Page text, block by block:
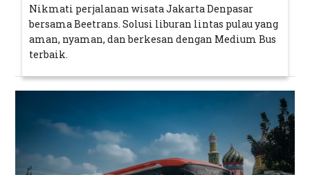
Nikmati perjalanan wisata Jakarta Denpasar
bersama Beetrans. Solusi liburan lintas pulau yang
aman, nyaman, dan berkesan dengan Medium Bus
terbaik.